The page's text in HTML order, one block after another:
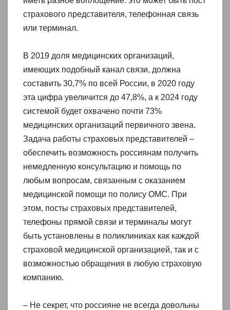
страхового представителя, телефонная связь
или терминал.
В 2019 доля медицинских организаций,
имеющих подобный канал связи, должна
составить 30,7% по всей России, в 2020 году
эта цифра увеличится до 47,8%, а к 2024 году
системой будет охвачено почти 73%
медицинских организаций первичного звена.
Задача работы страховых представителей –
обеспечить возможность россиянам получить
немедленную консультацию и помощь по
любым вопросам, связанным с оказанием
медицинской помощи по полису ОМС. При
этом, посты страховых представителей,
телефоны прямой связи и терминалы могут
быть установлены в поликлиниках как каждой
страховой медицинской организацией, так и с
возможностью обращения в любую страховую
компанию.
– Не секрет, что россияне не всегда довольны